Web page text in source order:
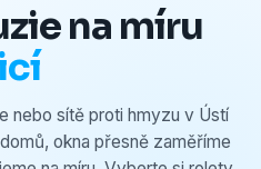
na míru
nebo sítě proti hmyzu v Ústí
okna přesně zaměříme